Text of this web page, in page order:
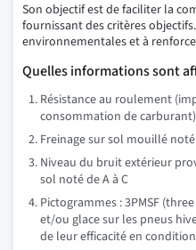
Son objectif est de faciliter la
fournissant des critères
environnementales et à
Quelles informations sont
Résistance au roulement
consommation de
Freinage sur sol mouillé noté
Niveau du bruit extérieur
sol noté de A à C
Pictogrammes : 3PMSF
et/ou glace sur les pneus
de leur efficacité en